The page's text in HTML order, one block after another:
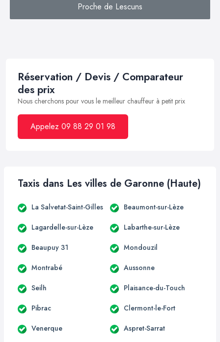
Proche de Lescuns
Réservation / Devis / Comparateur
des prix
Nous cherchons pour vous le meilleur chauffeur à petit prix
Appelez 09 88 29 01 98
Taxis dans Les villes de Garonne (Haute)
La Salvetat-Saint-Gilles Beaumont-sur-Lèze
Lagardelle-sur-Lèze Labarthe-sur-Lèze
Beaupuy 31 Mondouzil
Montrabé Aussonne
Seilh Plaisance-du-Touch
Pibrac Clermont-le-Fort
Venerque Aspret-Sarrat